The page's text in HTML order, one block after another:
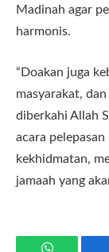
Madinah agar
harmonis.
“Doakan juga
masyarakat,
diberkahi Allah
acara
kekhidmatan,
jamaah yang